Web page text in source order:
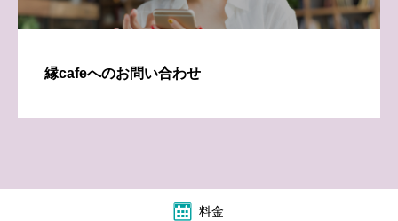
縁cafeへのお問い合わせ
料金